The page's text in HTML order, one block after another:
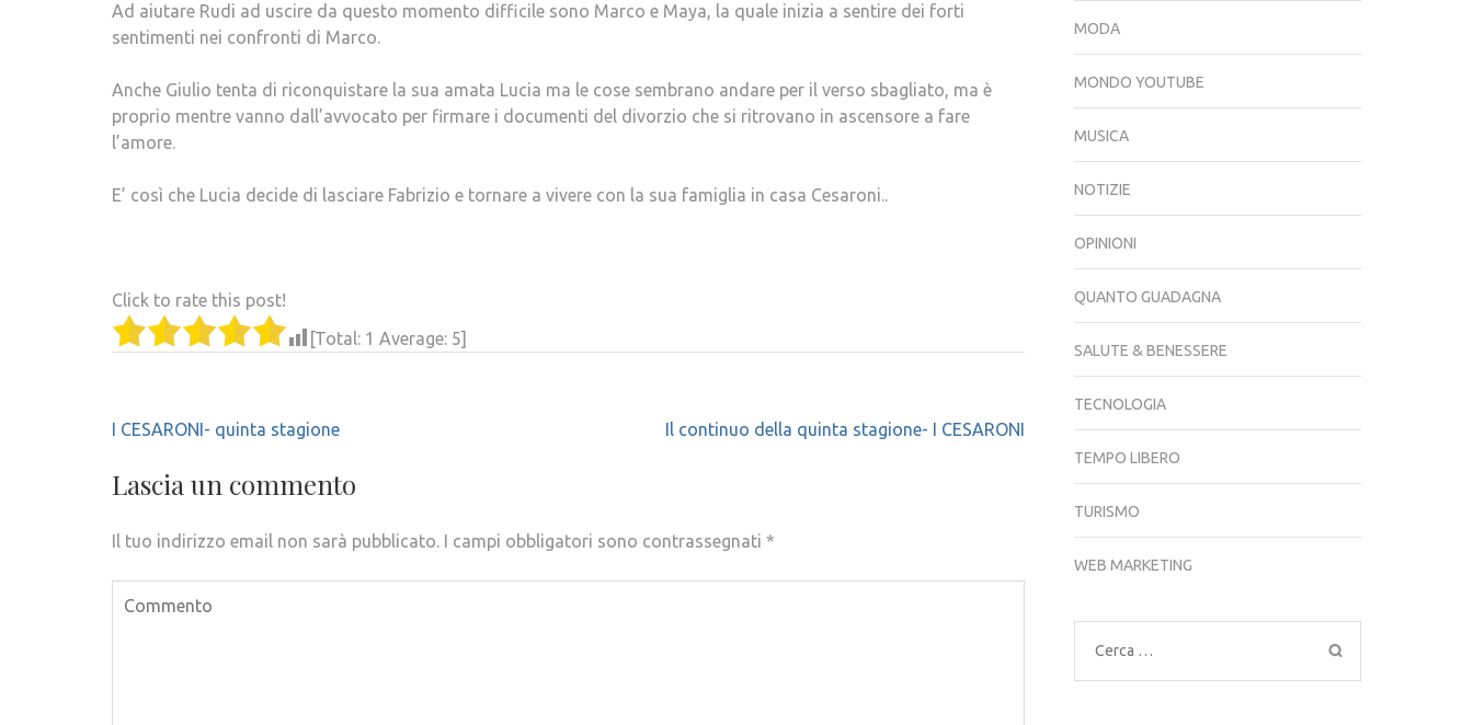
Ad aiutare Rudi ad uscire da questo momento difficile sono Marco e Maya, la quale inizia a sentire dei forti
sentimenti nei confronti di Marco.
Anche Giulio tenta di riconquistare la sua amata Lucia ma le cose sembrano andare per il verso sbagliato, ma è
proprio mentre vanno dall’avvocato per firmare i documenti del divorzio che si ritrovano in ascensore a fare
l’amore.
E’ così che Lucia decide di lasciare Fabrizio e tornare a vivere con la sua famiglia in casa Cesaroni..
Click to rate this post!
[Total: 1 Average: 5]
Navigazione
I CESARONI- quinta stagione Il continuo della quinta stagione- I CESARONI
Lascia un commento
Il tuo indirizzo email non sarà pubblicato. I campi obbligatori sono contrassegnati *
MODA
MONDO YOUTUBE
MUSICA
NOTIZIE
OPINIONI
QUANTO GUADAGNA
SALUTE & BENESSERE
TECNOLOGIA
TEMPO LIBERO
TURISMO
WEB MARKETING
Ricerca
per: